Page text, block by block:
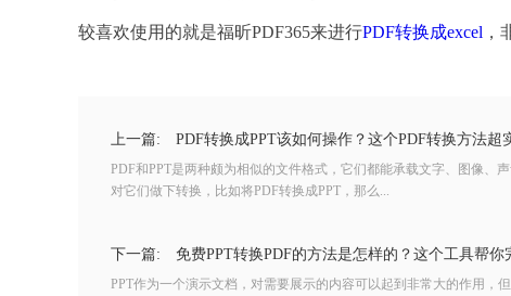
较喜欢使用的就是福昕PDF365来进行PDF转换成excel ，
上一篇: PDF转换成PPT该如何操作？这个PDF转换方法超
PDF和PPT是两种颇为相似的文件格式，它们都能承载文字、图像、
对它们做下转换，比如将PDF转换成PPT，那么...
下一篇: 免费PPT转换PDF的方法是怎样的？这个工具帮你
PPT作为一个演示文档，对需要展示的内容可以起到非常大的作用，